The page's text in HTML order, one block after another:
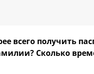
всего получить
Сколько